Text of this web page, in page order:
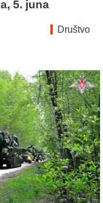
5. juna
Društvo